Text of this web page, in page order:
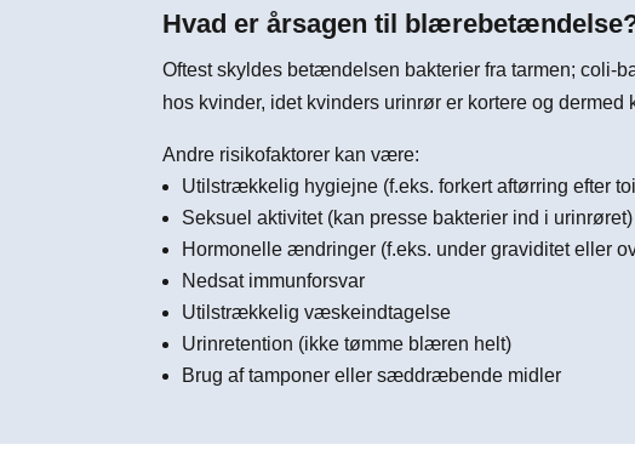
Hvad er årsagen til
Oftest skyldes betændelsen bakterier fra tarmen; coli-
hos kvinder, idet kvinders urinrør er kortere og
Andre risikofaktorer kan være:
Utilstrækkelig hygiejne (f.eks. forkert aftørring efter
Seksuel aktivitet (kan presse bakterier ind i urinrøret)
Hormonelle ændringer (f.eks. under graviditet eller
Nedsat immunforsvar
Utilstrækkelig væskeindtagelse
Urinretention (ikke tømme blæren helt)
Brug af tamponer eller sæddræbende midler